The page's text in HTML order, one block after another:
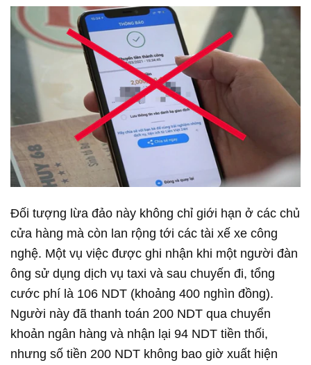
Đối tượng lừa đảo này không chỉ giới hạn ở các chủ
cửa hàng mà còn lan rộng tới các tài xế xe công
nghệ. Một vụ việc được ghi nhận khi một người đàn
ông sử dụng dịch vụ taxi và sau chuyến đi, tổng
cước phí là 106 NDT (khoảng 400 nghìn đồng).
Người này đã thanh toán 200 NDT qua chuyển
khoản ngân hàng và nhận lại 94 NDT tiền thối,
nhưng số tiền 200 NDT không bao giờ xuất hiện